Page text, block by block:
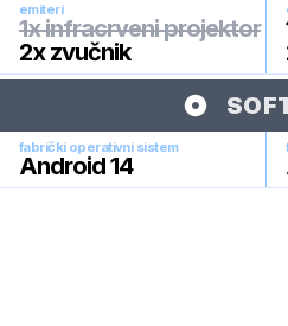
emiteri
1x infracrveni projektor
2x zvučnik
fabrički operativni sistem
Android 14